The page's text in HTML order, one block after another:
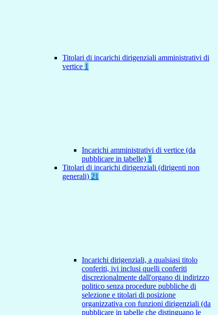
Titolari di incarichi dirigenziali amministrativi di
vertice 1
Incarichi amministrativi di vertice (da
pubblicare in tabelle) 1
Titolari di incarichi dirigenziali (dirigenti non
generali) 21
Incarichi dirigenziali, a qualsiasi titolo
conferiti, ivi inclusi quelli conferiti
discrezionalmente dall'organo di indirizzo
politico senza procedure pubbliche di
selezione e titolari di posizione
organizzativa con funzioni dirigenziali (da
pubblicare in tabelle che distinguano le